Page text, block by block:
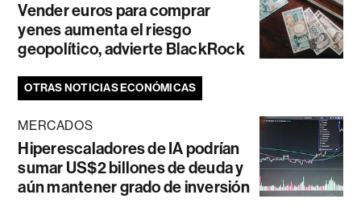
Vender euros para comprar
yenes aumenta el riesgo
geopolítico, advierte BlackRock
OTRAS NOTICIAS ECONÓMICAS
MERCADOS
Hiperescaladores de IA podrían
sumar US$2 billones de deuda y
aún mantener grado de inversión